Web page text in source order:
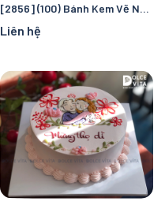
[2856] (100) Bánh Kem Vẽ Người Bà Vui Vẻ – Món Quà Sinh Nhật Đầy Sức Sống
Liên hệ